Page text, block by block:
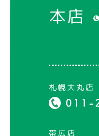
本店
札幌大丸店
011-
帯広店